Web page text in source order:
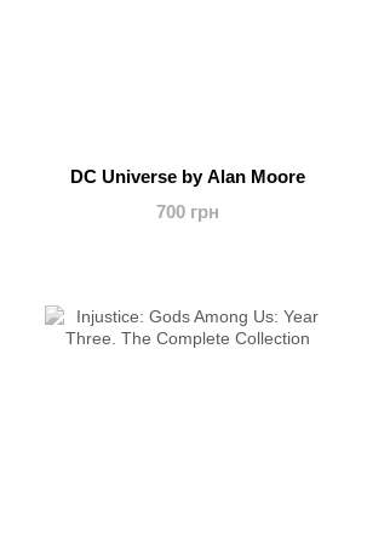
DC Universe by Alan Moore
700 грн